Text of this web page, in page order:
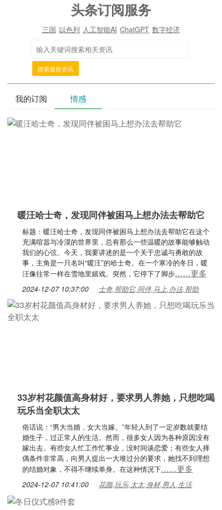
头条订阅服务
三国 以色列 人工智能AI ChatGPT 数字经济
搜索最新资讯
我的订阅 情感
暖汪哈士奇，发现同伴被困马上想办法去帮助它
标题：暖汪哈士奇，发现同伴被困马上想办法去帮助它在这个
充满喧嚣与冷漠的世界里，总有那么一些温暖的故事能够触动
我们的心弦。今天，我要讲述的是一个关于忠诚与勇敢的故
事，主角是一只名叫“暖汪”的哈士奇。在一个寒冷的冬日，暖
汪像往常一样在雪地里嬉戏。突然，它停下了脚步……更多
2024-12-07 10:37:00 士奇,帮助它,同伴,马上,办法,帮助
33岁村花颜值高身材好，要求男人养她，只想吃喝
玩乐当全职太太
俗话说：“男大当婚，女大当嫁。”年轻人到了一定岁数就要结
婚生子，过正常人的生活。然而，很多女人因为各种原因没有
嫁出去。有些女人忙工作忙事业，没时间谈恋爱；有些女人择
偶条件非常高，向男人提出一大堆过分的要求，她找不到理想
的结婚对象，不得不继续单身。在这种情况下……更多
2024-12-07 10:41:00 花颜,玩乐,太太,身材,男人,生活